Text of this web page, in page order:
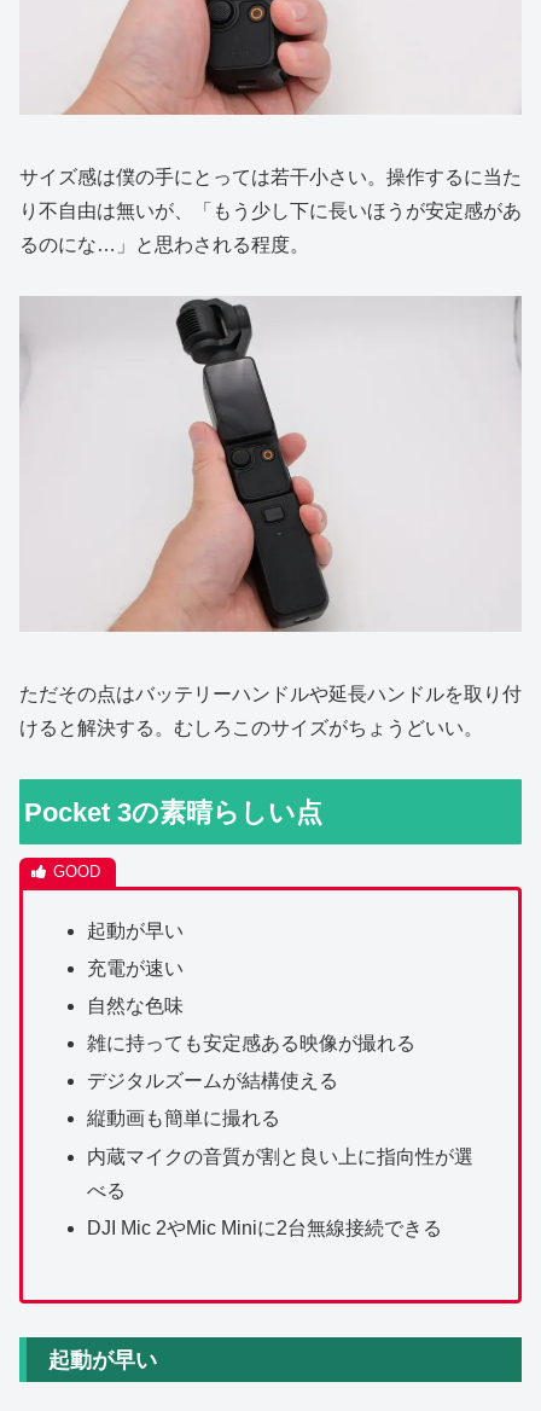
サイズ感は僕の手にとっては若干小さい。操作するに当た
り不自由は無いが、「もう少し下に長いほうが安定感があ
るのにな…」と思わされる程度。
ただその点はバッテリーハンドルや延長ハンドルを取り付
けると解決する。むしろこのサイズがちょうどいい。
Pocket 3の素晴らしい点
起動が早い
充電が速い
自然な色味
雑に持っても安定感ある映像が撮れる
デジタルズームが結構使える
縦動画も簡単に撮れる
内蔵マイクの音質が割と良い上に指向性が選
べる
DJI Mic 2やMic Miniに2台無線接続できる
起動が早い